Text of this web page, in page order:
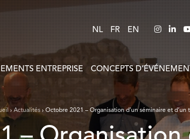
NL FR EN
ENTREPRISE CONCEPTS
›Actualités›Octobre 2021 – Organisation d’un séminaire et